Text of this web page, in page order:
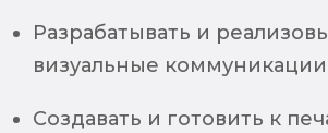
Разрабатывать и
визуальные
Создавать и готовить к